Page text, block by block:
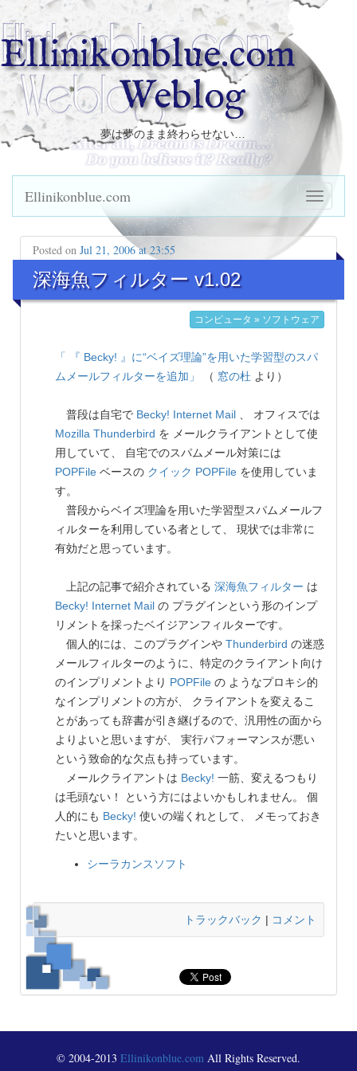
Ellinikonblue.com
Weblog
夢は夢のまま終わらせない…
Ellinikonblue.com
Posted on Jul 21, 2006 at 23:55
深海魚フィルター v1.02
コンピュータ » ソフトウェア
「 『 Becky! 』に“ベイズ理論”を用いた学習型のスパ
ムメールフィルターを追加」
（ 窓の杜 より）
普段は自宅で Becky! Internet Mail 、 オフィスでは
Mozilla Thunderbird を メールクライアントとして使
用していて、 自宅でのスパムメール対策には
POPFile ベースの クイック POPFile を使用していま
す。
普段からベイズ理論を用いた学習型スパムメールフ
ィルターを利用している者として、 現状では非常に
有効だと思っています。
上記の記事で紹介されている 深海魚フィルター は
Becky! Internet Mail の プラグインという形のインプ
リメントを採ったベイジアンフィルターです。
個人的には、このプラグインや Thunderbird の迷惑
メールフィルターのように、特定のクライアント向け
のインプリメントより POPFile の ようなプロキシ的
なインプリメントの方が、 クライアントを変えるこ
とがあっても辞書が引き継げるので、汎用性の面から
よりよいと思いますが、 実行パフォーマンスが悪い
という致命的な欠点も持っています。
メールクライアントは Becky! 一筋、変えるつもり
は毛頭ない！ という方にはよいかもしれません。 個
人的にも Becky! 使いの端くれとして、 メモっておき
たいと思います。
シーラカンスソフト
トラックバック | コメント
© 2004-2013 Ellinikonblue.com All Rights Reserved.